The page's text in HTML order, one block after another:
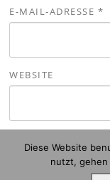
E-MAIL-ADRESSE *
WEBSITE
Diese Website
nutzt, gehen